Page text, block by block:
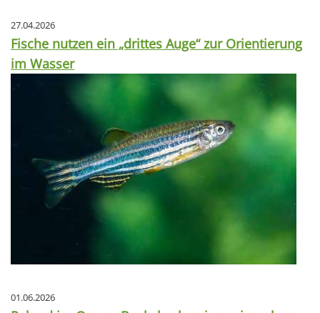
27.04.2026
Fische nutzen ein „drittes Auge“ zur Orientierung
im Wasser
01.06.2026